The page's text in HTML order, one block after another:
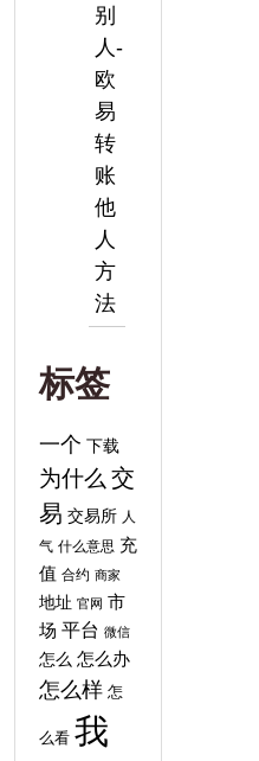
别
人-
欧
易
转
账
他
人
方
法
标签
一个 下载
为什么 交
易 交易所 人
气 什么意思 充
值 合约 商家
地址 官网 市
场 平台 微信
怎么 怎么办
怎么样 怎
么看 我